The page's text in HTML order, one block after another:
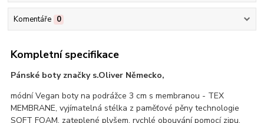
Komentáře 0
Kompletní specifikace
Pánské boty značky s.Oliver Německo,
módní Vegan boty na podrážce 3 cm s membranou - TEX
MEMBRANE, vyjímatelná stélka z paměťové pěny technologie
SOFT FOAM, zateplené plyšem, rychlé obouvání pomocí zipu,